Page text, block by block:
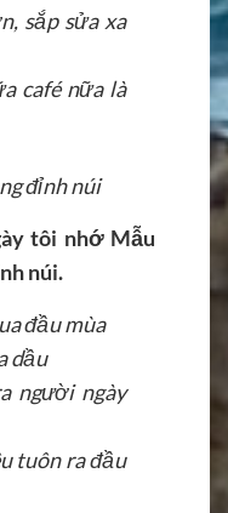
sắp sửa xa
café nữa là
đỉnh núi
tôi nhớ Mẫu
núi.
đầu mùa
dầu
người ngày
tuôn ra đầu